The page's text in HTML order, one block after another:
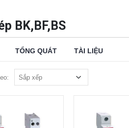
BK,BF,BS
TỔNG QUÁT TÀI LIỆU